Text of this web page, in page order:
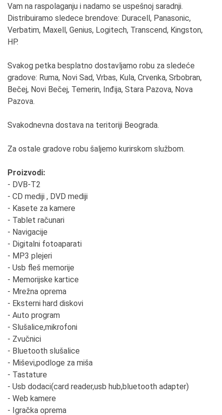
Vam na raspolaganju i nadamo se uspešnoj saradnji.
Distribuiramo sledece brendove: Duracell, Panasonic,
Verbatim, Maxell, Genius, Logitech, Transcend, Kingston,
HP.
Svakog petka besplatno dostavljamo robu za sledeće
gradove: Ruma, Novi Sad, Vrbas, Kula, Crvenka, Srbobran,
Bečej, Novi Bečej, Temerin, Inđija, Stara Pazova, Nova
Pazova.
Svakodnevna dostava na teritoriji Beograda.
Za ostale gradove robu šaljemo kurirskom službom.
Proizvodi:
- DVB-T2
- CD mediji , DVD mediji
- Kasete za kamere
- Tablet računari
- Navigacije
- Digitalni fotoaparati
- MP3 plejeri
- Usb fleš memorije
- Memorijske kartice
- Mrežna oprema
- Eksterni hard diskovi
- Auto program
- Slušalice,mikrofoni
- Zvučnici
- Bluetooth slušalice
- Miševi,podloge za miša
- Tastature
- Usb dodaci(card reader,usb hub,bluetooth adapter)
- Web kamere
- Igračka oprema